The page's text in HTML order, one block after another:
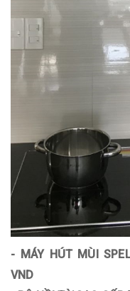
- MÁY HÚT MÙI
VND